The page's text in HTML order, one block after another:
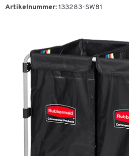
Artikelnummer: 133283-SW81